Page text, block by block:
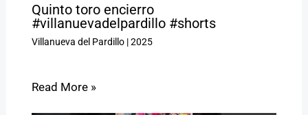
Quinto toro encierro
#villanuevadelpardillo #shorts
Villanueva del Pardillo|2025
Read More »